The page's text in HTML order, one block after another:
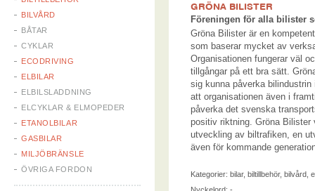
BILVÅRD
BÅTAR
CYKLAR
ECODRIVING
ELBILAR
ELBILSLADDNING
ELCYKLAR & ELMOPEDER
ETANOLBILAR
GASBILAR
MILJÖBRÄNSLE
ÖVRIGA FORDON
GRÖNA BILISTER
Föreningen för alla bilister
Gröna Bilister är en
som baserar mycket av
Organisationen fungerar väl
tillgångar på ett bra sätt.
sig kunna påverka
att organisationen även i
påverka det svenska
positiv riktning. Gröna Bilister
utveckling av biltrafiken, en
även för kommande
Kategorier: bilar, biltillbehör, bilvård